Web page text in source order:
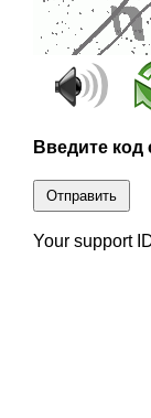
Введите код
Отправить
Your support